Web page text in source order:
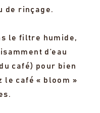
de rinçage.
le filtre humide,
d’eau
café) pour bien
le café « bloom »